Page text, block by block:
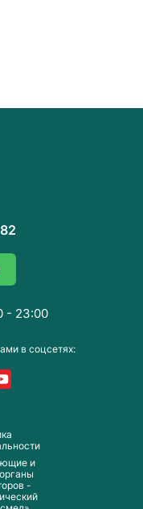
и
в соцсетях:
- 23:00